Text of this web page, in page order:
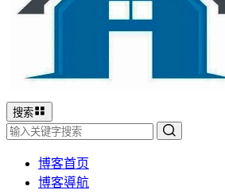
搜索
博客首页
博客導航